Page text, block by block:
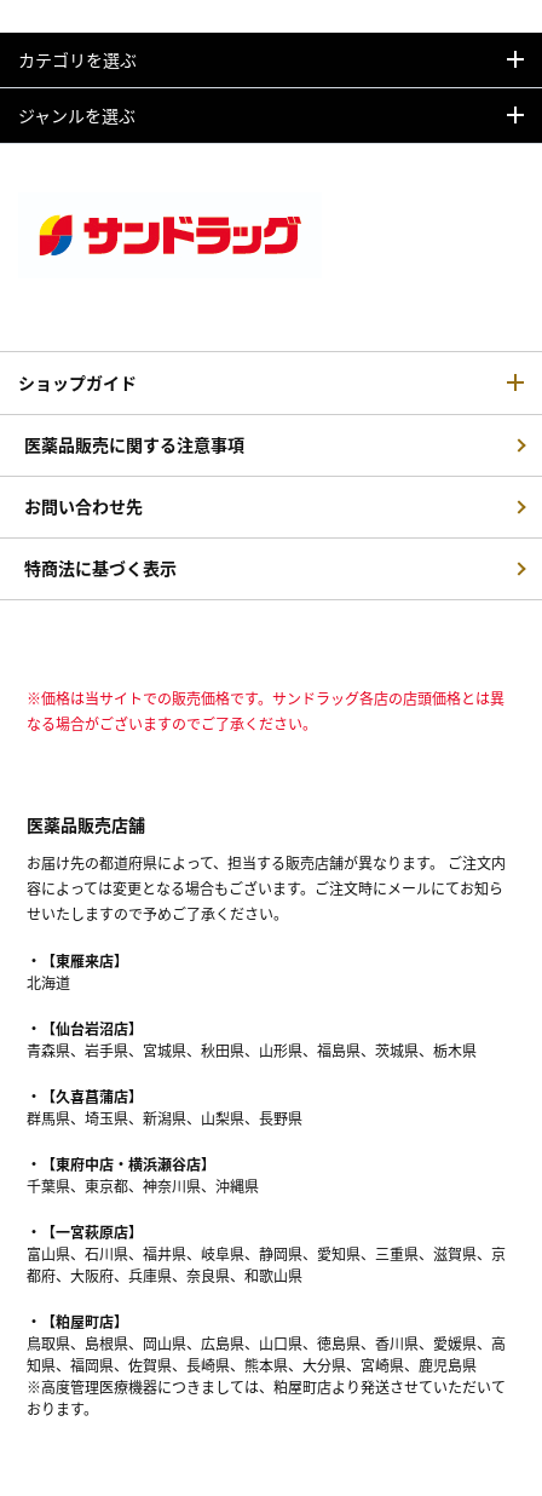
カテゴリを選ぶ
ジャンルを選ぶ
ショップガイド
医薬品販売に関する注意事項
お問い合わせ先
特商法に基づく表示
※価格は当サイトでの販売価格です。サンドラッグ各店の店頭価格とは異
なる場合がございますのでご了承ください。
医薬品販売店舗
お届け先の都道府県によって、担当する販売店舗が異なります。 ご注文内
容によっては変更となる場合もございます。ご注文時にメールにてお知ら
せいたしますので予めご了承ください。
【東雁来店】
北海道
【仙台岩沼店】
青森県、岩手県、宮城県、秋田県、山形県、福島県、茨城県、栃木県
【久喜菖蒲店】
群馬県、埼玉県、新潟県、山梨県、長野県
【東府中店・横浜瀬谷店】
千葉県、東京都、神奈川県、沖縄県
【一宮萩原店】
富山県、石川県、福井県、岐阜県、静岡県、愛知県、三重県、滋賀県、京
都府、大阪府、兵庫県、奈良県、和歌山県
【粕屋町店】
鳥取県、島根県、岡山県、広島県、山口県、徳島県、香川県、愛媛県、高
知県、福岡県、佐賀県、長崎県、熊本県、大分県、宮崎県、鹿児島県
※高度管理医療機器につきましては、粕屋町店より発送させていただいて
おります。